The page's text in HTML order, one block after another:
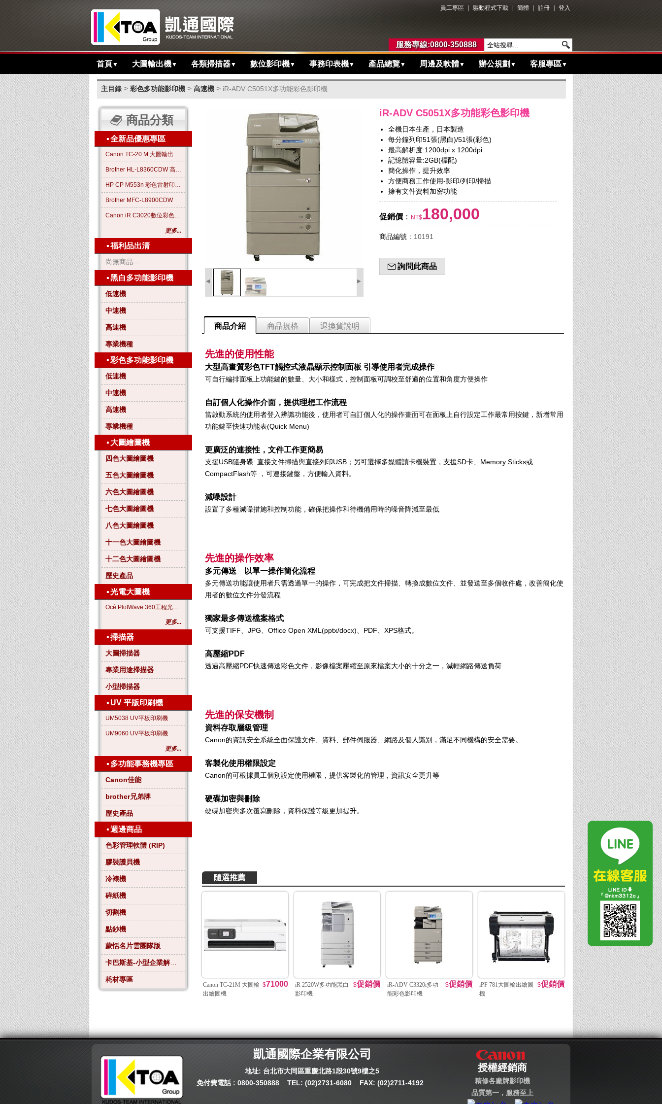
員工專區 驅動程式下載 簡體 註冊 登入
服務專線:0800-350888
首頁▼ 大圖輸出機▼ 各類掃描器▼ 數位影印機▼ 事務印表機▼ 產品總覽▼ 周邊及軟體▼ 辦公規劃 ▼ 客服專區▼
主目錄 > 彩色多功能影印機 > 高速機 > iR-ADV C5051X多功能彩色影印機
商品分類
▪全新品優惠專區
Canon TC-20 M 大圖輸出繪圖機
Brother HL-L8360CDW 高效彩色雷射印表機
HP CP M553n 彩色雷射印表機
Brother MFC-L8900CDW
Canon iR C3020數位彩色影印機
更多...
▪福利品出清
尚無商品...
▪黑白多功能影印機
低速機
中速機
高速機
專業機種
▪彩色多功能影印機
低速機
中速機
高速機
專業機種
▪ 大圖繪圖機
四色大圖繪圖機
五色大圖繪圖機
六色大圖繪圖機
七色大圖繪圖機
八色大圖繪圖機
十一色大圖繪圖機
十二色大圖繪圖機
歷史產品
▪光電大圖機
Océ PlotWave 360工程光電大圖機
更多...
▪掃描器
大圖掃描器
專業用途掃描器
小型掃描器
▪ UV 平版印刷機
UM5038 UV平板印刷機
UM9060 UV平板印刷機
更多...
▪ 多功能事務機專區
Canon佳能
brother兄弟牌
歷史產品
▪週邊商品
色彩管理軟體 (RIP)
膠裝護貝機
冷裱機
碎紙機
切割機
點鈔機
蒙恬名片雲團隊版
卡巴斯基-小型企業解決方案4
耗材專區
◂ ▸
iR-ADV C5051X多功能彩色影印機
全機日本生產，日本製造
每分鐘列印51張(黑白)/51張(彩色)
最高解析度:1200dpi x 1200dpi
記憶體容量:2GB(標配)
簡化操作，提升效率
方便商務工作使用-影印/列印/掃描
擁有文件資料加密功能
促銷價 ： NT$180,000
商品編號 ：10191
詢問此商品
商品介紹 商品規格 退換貨說明
先進的使用性能
大型高畫質彩色TFT觸控式液晶顯示控制面板 引導使用者完成操作
可自行編排面板上功能鍵的數量、大小和樣式，控制面板可調校至舒適的位置和角度方便操作
自訂個人化操作介面，提供理想工作流程
當啟動系統的使用者登入辨識功能後，使用者可自訂個人化的操作畫面可在面板上自行設定工作最常用按鍵，新增常用
功能鍵至快速功能表(Quick Menu)
更廣泛的連接性，文件工作更簡易
支援USB隨身碟: 直接文件掃描與直接列印USB；另可選擇多媒體讀卡機裝置，支援SD卡、Memory Sticks或
CompactFlash等 ，可連接鍵盤，方便輸入資料。
減噪設計
設置了多種減噪措施和控制功能，確保把操作和待機備用時的噪音降減至最低
先進的操作效率
多元傳送 以單一操作簡化流程
多元傳送功能讓使用者只需透過單一的操作，可完成把文件掃描、轉換成數位文件、並發送至多個收件處，改善簡化使
用者的數位文件分發流程
獨家最多傳送檔案格式
可支援TIFF、JPG、Office Open XML(pptx/docx)、PDF、XPS格式。
高壓縮PDF
透過高壓縮PDF快速傳送彩色文件，影像檔案壓縮至原來檔案大小的十分之一，減輕網路傳送負荷
先進的保安機制
資料存取層級管理
Canon的資訊安全系統全面保護文件、資料、郵件伺服器、網路及個人識別，滿足不同機構的安全需要。
客製化使用權限設定
Canon的可根據員工個別設定使用權限，提供客製化的管理，資訊安全更升等
硬碟加密與刪除
硬碟加密與多次覆寫刪除，資料保護等級更加提升。
隨選推薦
Canon TC-21M 大圖輸
出繪圖機
$71000
iR 2520W多功能黑白
影印機
$促銷價
iR-ADV C3320i多功
能彩色影印機
$促銷價
iPF 781大圖輸出繪圖
機
$促銷價
凱通國際企業有限公司
授權經銷商
精修各廠牌影印機
品質第一，服務至上
地址: 台北市大同區重慶北路1段30號9樓之5
免付費電話 : 0800-350888 TEL: (02)2731-6080 FAX: (02)2711-4192